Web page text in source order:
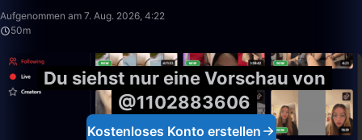
Aufgenommen am 7. Aug. 2026, 4:22
50m
Du siehst nur eine Vorschau von
@1102883606
Kostenloses Konto erstellen